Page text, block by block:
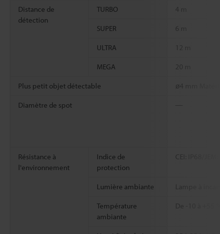
Distance de
détection
TURBO 4 m
SUPER 6 m
ULTRA
MEGA 20 m
Plus petit objet détectable ø4 mm
Diamètre de spot ―
Résistance à
l'environnement
Indice de
protection
CEI: IP68/
Lumière ambiante Lampe à
Température
ambiante
De -10 à +55